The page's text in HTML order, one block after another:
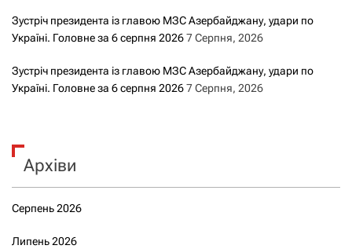
Зустріч президента із главою МЗС Азербайджану, удари по
Україні. Головне за 6 серпня 20267 Серпня, 2026
Зустріч президента із главою МЗС Азербайджану, удари по
Україні. Головне за 6 серпня 20267 Серпня, 2026
Архіви
Серпень 2026
Липень 2026